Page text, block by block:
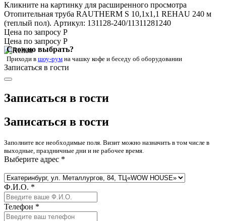
Кликните на картинку для расширенного просмотра
Отопительная труба RAUTHERM S 10,1х1,1 REHAU 240 м
(теплый пол). Артикул: 131128-240/11311281240
Цена по запросу Р
Цена по запросу Р
Сложно выбрать?
Приходи в шоу-рум на чашку кофе и беседу об оборудовании
Записаться в гости
Записаться в гости
Записаться в гости
Заполните все необходимые поля. Визит можно назначить в том числе в
выходные, праздничные дни и не рабочее время.
Выберите адрес *
Ф.И.О. *
Телефон *